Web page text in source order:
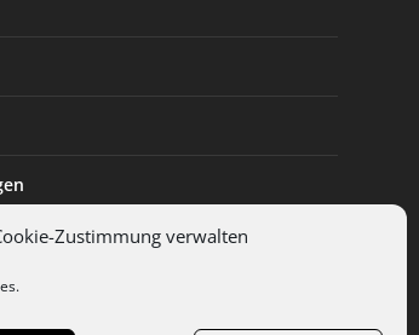
Zustimmung verwalten